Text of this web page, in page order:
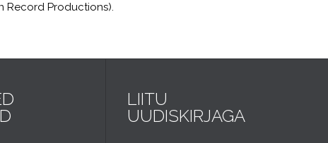
Record Productions).
LIITU
UUDISKIRJAGA